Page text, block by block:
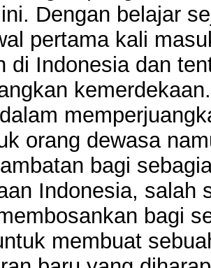
Dengan belajar
pertama kali
di Indonesia dan
orang dewasa
bagi
Indonesia, salah
bagi
membuat